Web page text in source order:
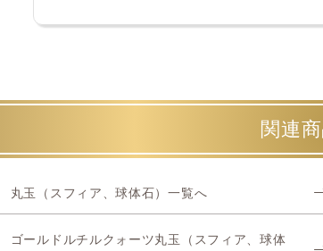
関連
丸玉（スフィア、球体石）一覧へ
ゴールドルチルクォーツ丸玉（スフィア、球体